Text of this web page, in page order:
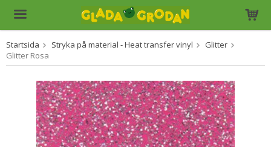
Startsida Stryka på material - Heat transfer vinyl
Glitter
Glitter Rosa